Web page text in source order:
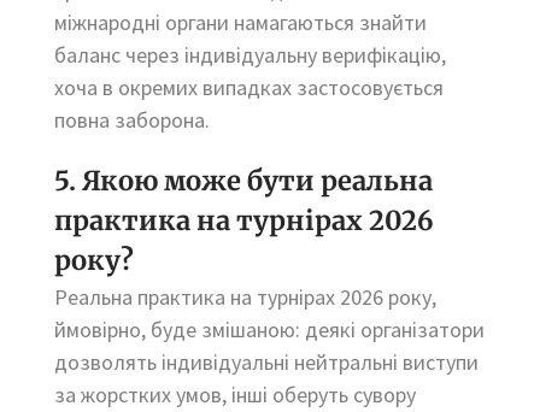
міжнародні органи намагаються знайти
баланс через індивідуальну верифікацію,
хоча в окремих випадках застосовується
повна заборона.
5. Якою може бути реальна
практика на турнірах 2026
року?
Реальна практика на турнірах 2026 року,
ймовірно, буде змішаною: деякі організатори
дозволять індивідуальні нейтральні виступи
за жорстких умов, інші оберуть сувору